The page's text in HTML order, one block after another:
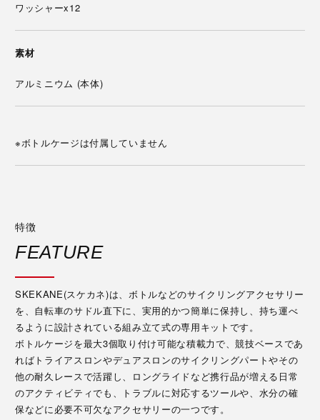
ワッシャーx12
素材
アルミニウム (本体)
※ボトルケージは付属していません
特徴
FEATURE
SKEKANE(スケカネ)は、ボトルなどのサイクリングアクセサリー
を、自転車のサドル直下に、実用的かつ簡単に保持し、持ち運べ
るように設計されている組み立て式の専用キットです。
ボトルケージを最大3個取り付け可能な積載力で、競技ベースであ
ればトライアスロンやデュアスロンのサイクリングパートやその
他の耐久レースで活躍し、ロングライドなど携行品が増える日常
のアクティビティでも、トラブルに対応するツールや、水分の確
保などに必要不可欠なアクセサリーの一つです。